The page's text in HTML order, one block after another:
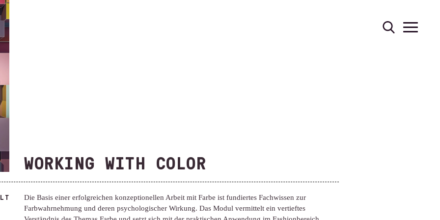
WORKING WITH COLOR
Die Basis einer erfolgreichen konzeptionellen Arbeit mit Farbe ist fundiertes Fachwissen zur
Farbwahrnehmung und deren psychologischer Wirkung. Das Modul vermittelt ein vertieftes